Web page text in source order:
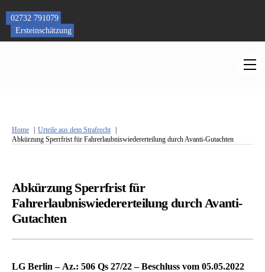
content
02732 791079
Ersteinschätzung
Home
Urteile aus dem Strafrecht
Abkürzung Sperrfrist für Fahrerlaubniswiedererteilung durch Avanti-Gutachten
Abkürzung Sperrfrist für
Fahrerlaubniswiedererteilung durch Avanti-
Gutachten
LG Berlin – Az.: 506 Qs 27/22 – Beschluss vom 05.05.2022